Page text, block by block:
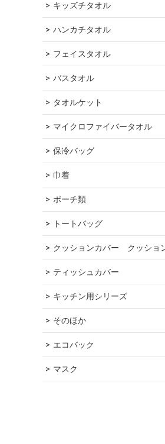
キッズチタオル
ハンカチタオル
フェイスタオル
バスタオル
タオルケット
マイクロファイバータオル
保冷バッグ
巾着
ポーチ類
トートバッグ
クッションカバー　クッショ
ティッシュカバー
キッチン用シリーズ
そのほか
エコバック
マスク